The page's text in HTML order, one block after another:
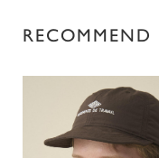
RECOMMEND